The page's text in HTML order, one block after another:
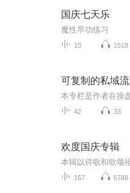
国庆七天乐
魔性早功练习
10 1518
可复制的私域
42 33
欢度国庆专辑
167 6788